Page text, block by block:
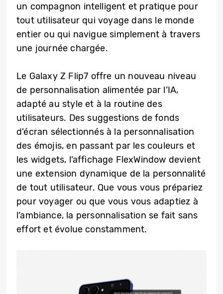
un compagnon intelligent et pratique pour
tout utilisateur qui voyage dans le monde
entier ou qui navigue simplement à travers
une journée chargée.
Le Galaxy Z Flip7 offre un nouveau niveau
de personnalisation alimentée par l’IA,
adapté au style et à la routine des
utilisateurs. Des suggestions de fonds
d’écran sélectionnés à la personnalisation
des émojis, en passant par les couleurs et
les widgets, l’affichage FlexWindow devient
une extension dynamique de la personnalité
de tout utilisateur. Que vous vous prépariez
pour voyager ou que vous vous adaptiez à
l’ambiance, la personnalisation se fait sans
effort et évolue constamment.